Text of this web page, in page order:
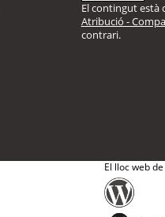
El contingut està
Atribució -
contrari.
El lloc web